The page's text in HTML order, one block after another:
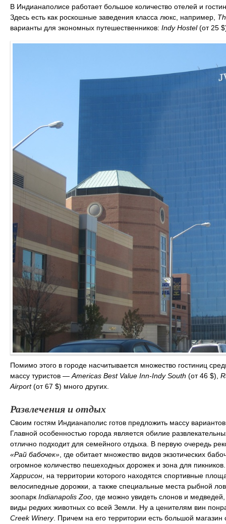
В Индианаполисе работает большое количество отелей и
Здесь есть как роскошные заведения класса люкс, например,
варианты для экономных путешественников: Indy Hostel(от 25
Помимо этого в городе насчитывается множество гостиниц
массу туристов — Americas Best Value Inn-Indy South (от 46 $),
Airport(от 67 $) много других.
Развлечения и отдых
Своим гостям Индианаполис готов предложить массу
Главной особенностью города является обилие
отлично подходит для семейного отдыха. В первую очередь
«Рай бабочек» , где обитает множество видов экзотических
огромное количество пешеходных дорожек и зона для
Харрисон , на территории которого находятся спортивные
велосипедные дорожки, а также специальные места рыбной
зоопарк Indianapolis Zoo , где можно увидеть слонов и
виды редких животных со всей Земли. Ну а ценителям вин
Creek Winery. Причем на его территории есть большой